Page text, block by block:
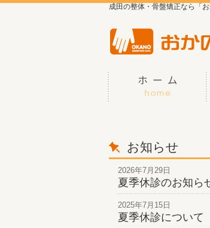
成田の整体・骨盤矯正なら「お
お知らせ
2026年7月29日
夏季休診のお知ら
2025年7月15日
夏季休診について